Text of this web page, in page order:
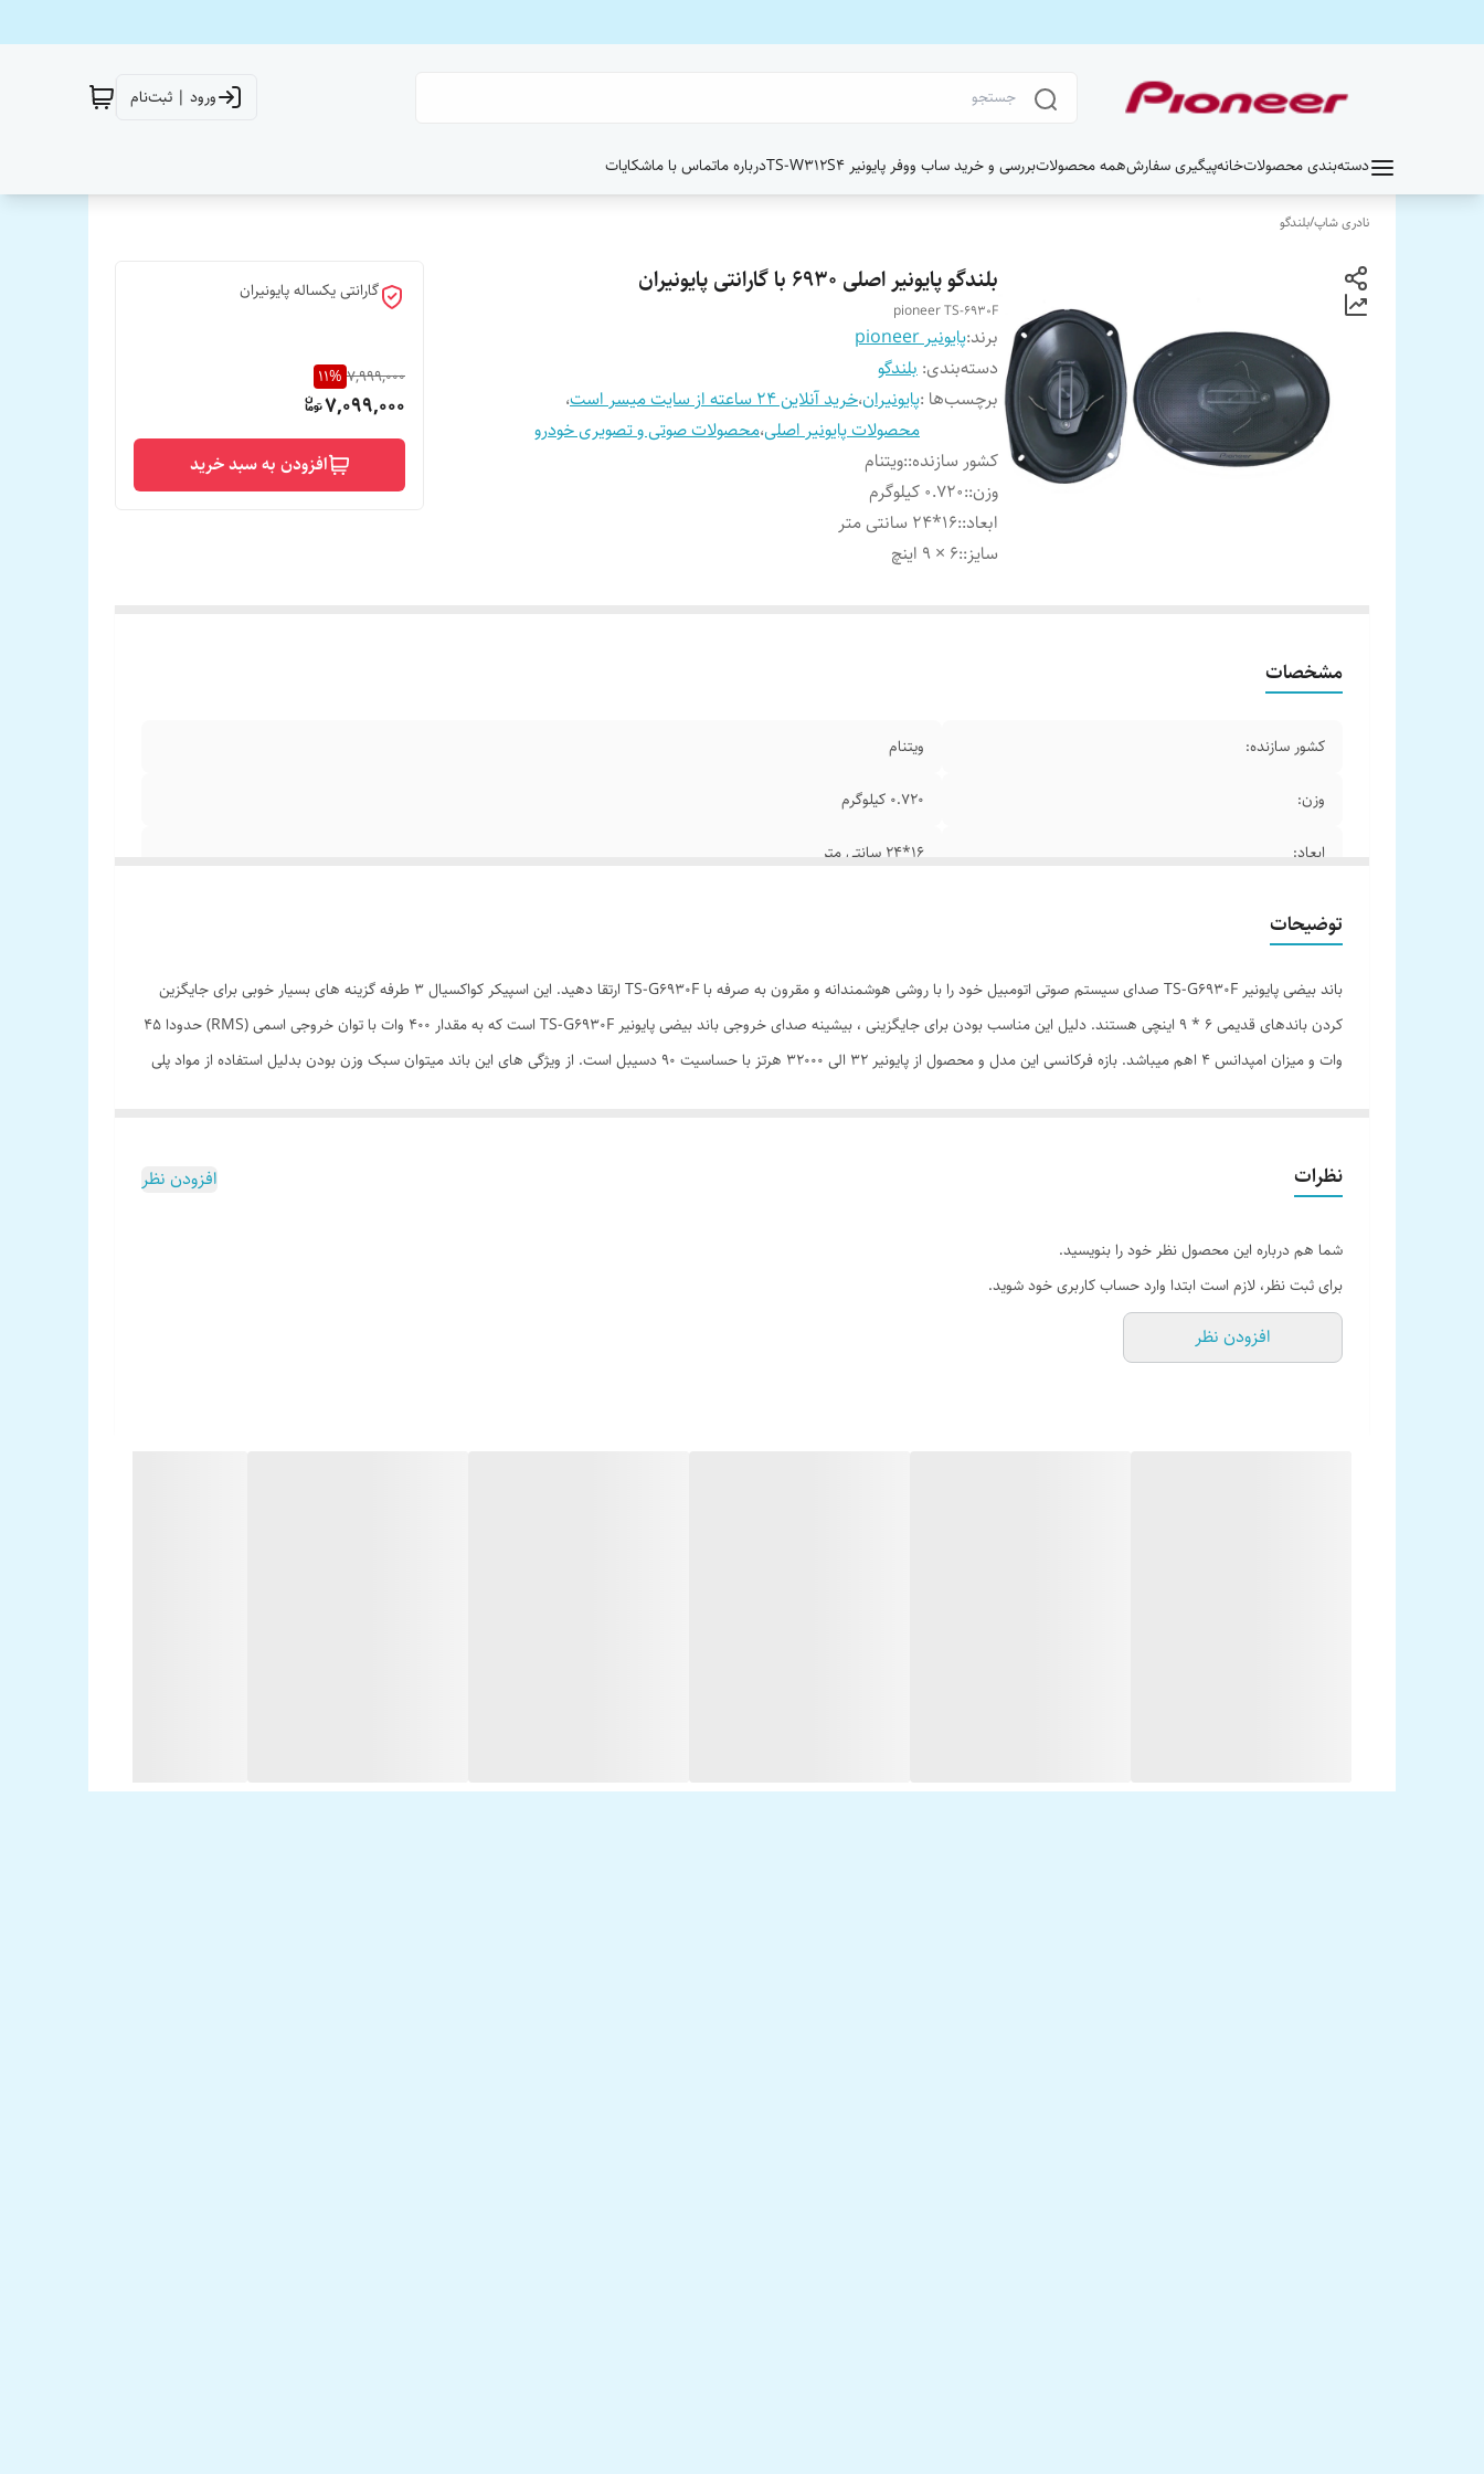
ورود | ثبت‌نام
دسته‌بندی محصولاتخانهپیگیری سفارشهمه محصولاتبررسی و خرید ساب ووفر پایونیر TS-W312S4 درباره ماتماس با ماشکایات
نادری شاپ/بلندگو
بلندگو پایونیر اصلی ۶۹۳۰ با گارانتی پایونیران
pioneer TS-6930F
برند:پایونیر pioneer
دسته‌بندی: بلندگو
برچسب‌ها :پایونیران،خرید آنلاین 24 ساعته از سایت میسر است
،
محصولات پایونیر اصلی،محصولات صوتی و تصویری خودرو
کشور سازنده::ویتنام
وزن::0.720 کیلوگرم
ابعاد::16*24 سانتی متر
سایز::6 × 9 اینچ
گارانتی یکساله پایونیران
7,999,000
11%
7,099,000
افزودن به سبد خرید
مشخصات
کشور سازنده: ویتنام
وزن: 0.720 کیلوگرم
ابعاد: 16*24 سانتی متر
توضیحات
باند بیضی پایونیر TS-G6930F صدای سیستم صوتی اتومبیل خود را با روشی هوشمندانه و مقرون به صرفه با TS-G6930F ارتقا دهید. این اسپیکر کواکسیال 3 طرفه گزینه های بسیار خوبی برای جایگزین
کردن باندهای قدیمی 6 * 9 اینچی هستند. دلیل این مناسب بودن برای جایگزینی ، بیشینه صدای خروجی باند بیضی پایونیر TS-G6930F است که به مقدار 400 وات با توان خروجی اسمی (RMS) حدودا 45
وات و میزان امپدانس 4 اهم میباشد. بازه فرکانسی این مدل و محصول از پایونیر ۳۲ الی ۳۲۰۰۰ هرتز با حساسیت 90 دسیبل است. از ویژگی های این باند میتوان سبک وزن بودن بدلیل استفاده از مواد پلی
نظرات افزودن نظر
شما هم درباره این محصول نظر خود را بنویسید.
برای ثبت نظر، لازم است ابتدا وارد حساب کاربری خود شوید.
افزودن نظر